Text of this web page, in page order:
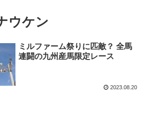
ウケン
ミルファーム祭りに匹敵？ 全馬
連闘の九州産馬限定レース
2023.08.20